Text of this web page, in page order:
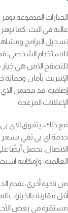
الخيارات المدفوعة
عالية في البث. كما
تسجيل البرامج
للاستخدام الشخصي،
للتصفح الآمن هي
الإنترنت بأمان
إضافية. قد يتضمن
الإعلانات المزعجة.
مع ذلك، يتفوق الاي
خدمة اي بي تفي
الاتصال. تحصل أيضًا
العالمية، وإمكانية
من ناحية أخرى، تقدم
أقل مقارنة بالخيارات
مستقرة في بعض